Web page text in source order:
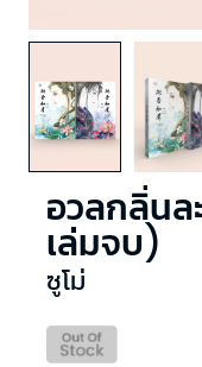
อวลกลิ่นล
เล่มจบ)
ซูโม่